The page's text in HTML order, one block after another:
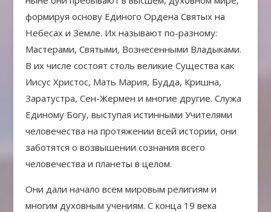
формируя основу Единого Ордена Святых на
Небесах и Земле. Их называют по-разному:
Мастерами, Святыми, Вознесенными Владыками.
В их числе состоят столь великие Существа как
Иисус Христос, Мать Мария, Будда, Кришна,
Заратустра, Сен-Жермен и многие другие. Служа
Единому Богу, выступая истинными Учителями
человечества на протяжении всей истории, они
заботятся о возвышении сознания всего
человечества и планеты в целом.
Они дали начало всем мировым религиям и
многим духовным учениям. С конца 19 века